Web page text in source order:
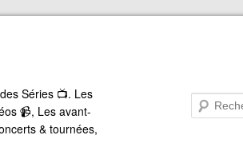
Séries 📺. Les
📹, Les avant-
& tournées,